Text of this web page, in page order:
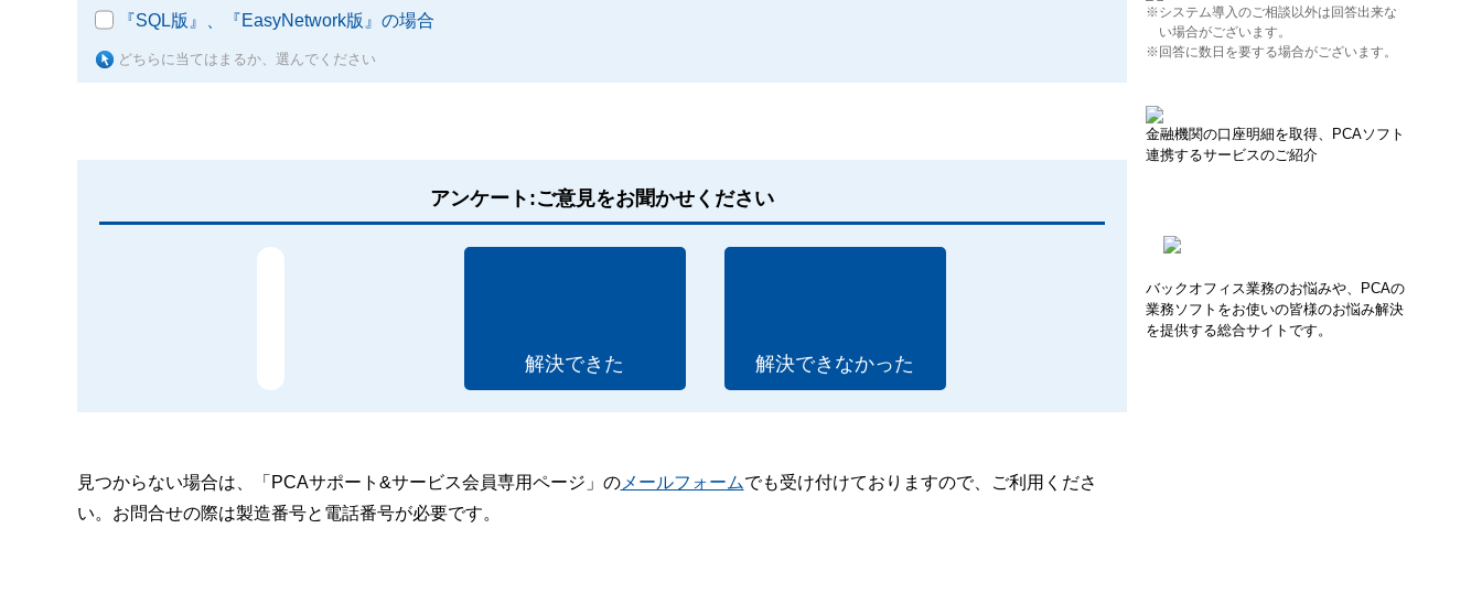
※システム導入のご相談以外は回答出来な
い場合がございます。
※回答に数日を要する場合がございます。
金融機関の口座明細を取得、PCAソフト
連携するサービスのご紹介
バックオフィス業務のお悩みや、PCAの
業務ソフトをお使いの皆様のお悩み解決
を提供する総合サイトです。
『SQL版』、『EasyNetwork版』の場合
どちらに当てはまるか、選んでください
アンケート:ご意見をお聞かせください
解決できた 解決できなかった
見つからない場合は、「PCAサポート&サービス会員専用ページ」のメールフォームでも受け付けておりますので、ご利用くださ
い。お問合せの際は製造番号と電話番号が必要です。